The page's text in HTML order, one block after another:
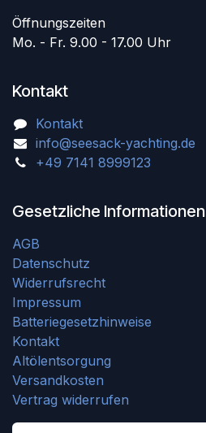
Öffnungszeiten
Mo. - Fr. 9.00 - 17.00 Uhr
Kontakt
Kontakt
info@seesack-yachting.de
+49 7141 8999123
Gesetzliche Informationen
AGB
Datenschutz
Widerrufsrecht
Impressum
Batteriegesetzhinweise
Kontakt
Altölentsorgung
Versandkosten
Vertrag widerrufen